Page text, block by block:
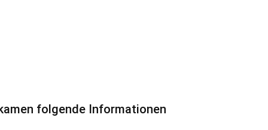
folgende Informationen